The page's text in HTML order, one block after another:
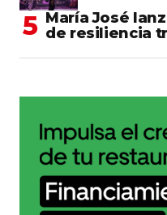
María José
de resiliencia